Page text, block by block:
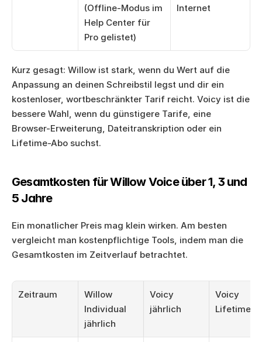
(Offline-Modus im
Help Center für
Pro gelistet)
Internet
Kurz gesagt: Willow ist stark, wenn du Wert auf die
Anpassung an deinen Schreibstil legst und dir ein
kostenloser, wortbeschränkter Tarif reicht. Voicy ist die
bessere Wahl, wenn du günstigere Tarife, eine
Browser-Erweiterung, Dateitranskription oder ein
Lifetime-Abo suchst.
Gesamtkosten für Willow Voice über 1, 3 und
5 Jahre
Ein monatlicher Preis mag klein wirken. Am besten
vergleicht man kostenpflichtige Tools, indem man die
Gesamtkosten im Zeitverlauf betrachtet.
Zeitraum
Willow
Individual
jährlich
Voicy
jährlich
Voicy
Lifetime